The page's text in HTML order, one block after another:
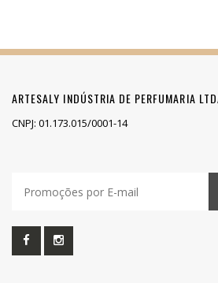
ARTESALY INDÚSTRIA DE PERFUMARIA
CNPJ: 01.173.015/0001-14